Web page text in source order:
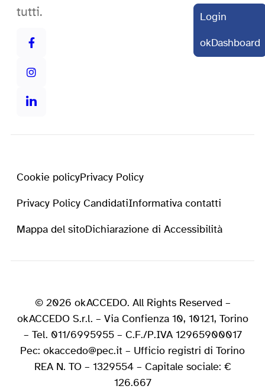
tutti.
Login
okDashboard
Cookie policyPrivacy Policy
Privacy Policy CandidatiInformativa contatti
Mappa del sitoDichiarazione di Accessibilità
© 2026 okACCEDO. All Rights Reserved –
okACCEDO S.r.l. – Via Confienza 10, 10121, Torino
– Tel. 011/6995955 – C.F./P.IVA 12965900017
Pec: okaccedo@pec.it – Ufficio registri di Torino
REA N. TO – 1329554 – Capitale sociale: €
126.667